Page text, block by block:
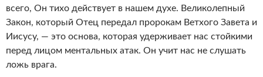
всего, Он тихо действует в нашем духе. Великолепный
Закон, который Отец передал пророкам Ветхого Завета и
Иисусу, — это основа, которая удерживает нас стойкими
перед лицом ментальных атак. Он учит нас не слушать
ложь врага.